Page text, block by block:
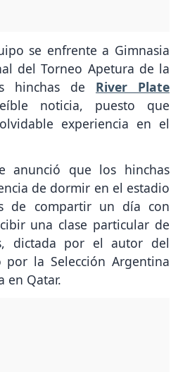
se enfrente a Gimnasia
del Torneo Apetura de la
hinchas de River Plate
noticia, puesto que
experiencia en el
anunció que los hinchas
de dormir en el estadio
de compartir un día con
una clase particular de
dictada por el autor del
la Selección Argentina
en Qatar.